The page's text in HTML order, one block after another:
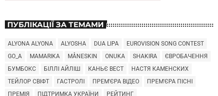
ПУБЛІКАЦІЇ ЗА ТЕМАМИ
ALYONA ALYONA ALYOSHA DUA LIPA
EUROVISION SONG CONTEST
GO_A
MAMARIKA MÅNESKIN ONUKA SHAKIRA
ЄВРОБАЧЕННЯ
БУМБОКС
БІЛЛІ АЙЛІШ КАНЬЄ ВЕСТ
НАСТЯ КАМЕНСКИХ
ТЕЙЛОР СВІФТ
ГАСТРОЛІ ПРЕМ'ЄРА ВІДЕО
ПРЕМ'ЄРА ПІСНІ
ПРЕМІЯ
ПІДТРИМКА УКРАЇНИ
РЕЙТИНГ